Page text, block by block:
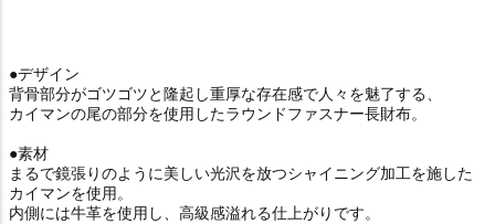
●デザイン
背骨部分がゴツゴツと隆起し重厚な存在感で人々を魅了する、
カイマンの尾の部分を使用したラウンドファスナー長財布。
●素材
まるで鏡張りのように美しい光沢を放つシャイニング加工を施した
カイマンを使用。
内側には牛革を使用し、高級感溢れる仕上がりです。